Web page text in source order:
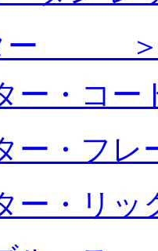
ター ＞
ー・コー
ー・フレ
ー・リッ